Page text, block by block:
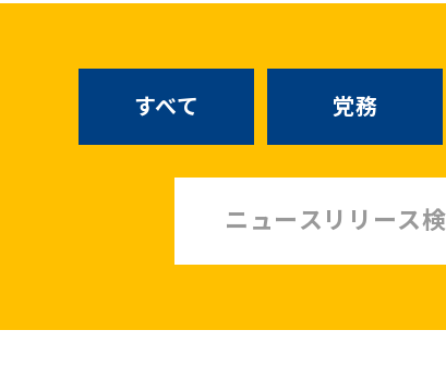
5. 正直な政治をつらぬく
政策各論インデックス
医療制度改革
就職氷河期世代政策
中小企業・非正規賃上げ応援10策
憲法
すべて 党務